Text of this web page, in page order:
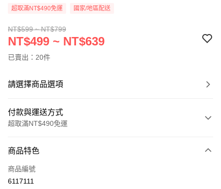
超取滿NT$490免運 國家/地區配送
NT$599 ~ NT$799
NT$499 ~ NT$639
已賣出：20件
請選擇商品選項
付款與運送方式
超取滿NT$490免運
信用卡一次付款
信用卡分期付款
商品特色
商品編號
6117111